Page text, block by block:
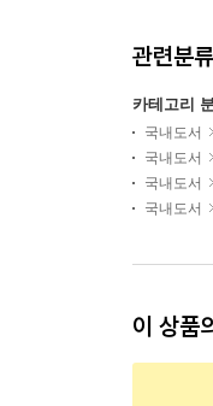
관련분류
카테고리
국내도서
국내도서
국내도서
국내도서
이 상품